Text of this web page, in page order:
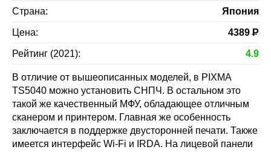
Страна: Япония
Цена: 4389Р
Рейтинг (2021): 4.9
В отличие от вышеописанных моделей, в PIXMA
TS5040 можно установить СНПЧ. В остальном это
такой же качественный МФУ, обладающее отличным
сканером и принтером. Главная же особенность
заключается в поддержке двусторонней печати. Также
имеется интерфейс Wi-Fi и IRDA. На лицевой панели